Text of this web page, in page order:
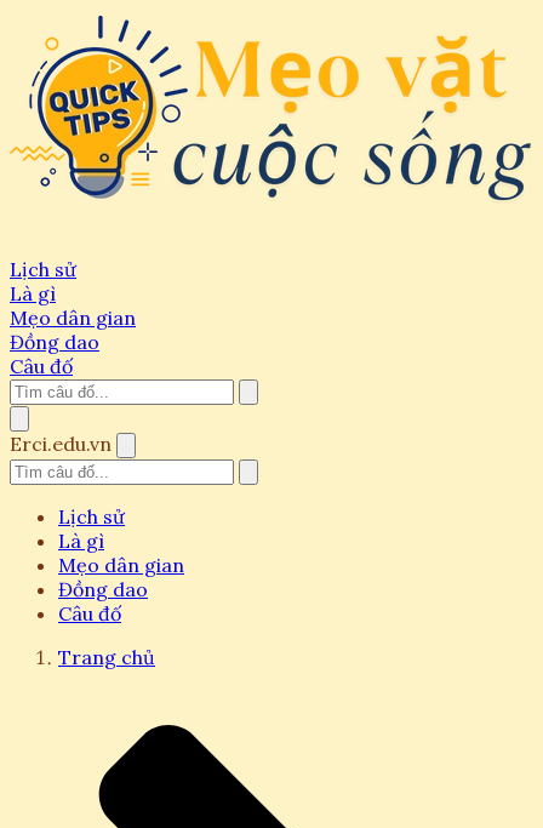
Lịch sử
Là gì
Mẹo dân gian
Đồng dao
Câu đố
Erci.edu.vn
Lịch sử
Là gì
Mẹo dân gian
Đồng dao
Câu đố
Trang chủ